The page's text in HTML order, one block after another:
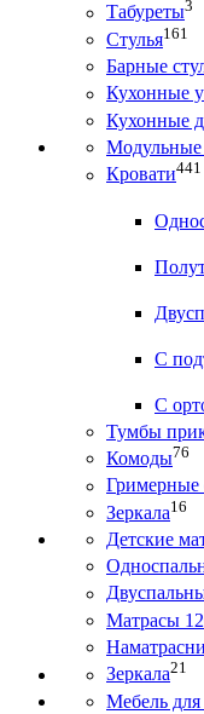
Табуреты3
Стулья161
Барные
Кухонные
Кухонные
Модульные
Кровати441
С
С
Тумбы
Комоды76
Гримерные
Зеркала16
Детские
Матрасы
Зеркала21
Мебель